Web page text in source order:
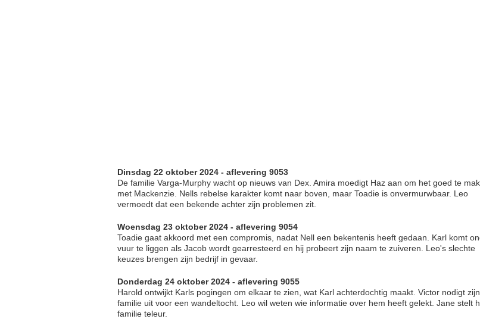
Dinsdag 22 oktober 2024 - aflevering 9053
De familie Varga-Murphy wacht op nieuws van Dex. Amira moedigt Haz aan om het goed te
met Mackenzie. Nells rebelse karakter komt naar boven, maar Toadie is onvermurwbaar. Leo
vermoedt dat een bekende achter zijn problemen zit.
Woensdag 23 oktober 2024 - aflevering 9054
Toadie gaat akkoord met een compromis, nadat Nell een bekentenis heeft gedaan. Karl komt
vuur te liggen als Jacob wordt gearresteerd en hij probeert zijn naam te zuiveren. Leo's slechte
keuzes brengen zijn bedrijf in gevaar.
Donderdag 24 oktober 2024 - aflevering 9055
Harold ontwijkt Karls pogingen om elkaar te zien, wat Karl achterdochtig maakt. Victor nodigt zijn
familie uit voor een wandeltocht. Leo wil weten wie informatie over hem heeft gelekt. Jane stelt
familie teleur.